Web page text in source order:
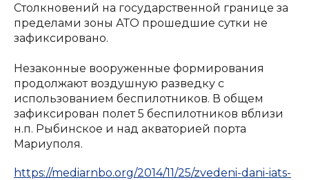
Столкновений на государственной границе за
пределами зоны АТО прошедшие сутки не
зафиксировано.
Незаконные вооруженные формирования
продолжают воздушную разведку с
использованием беспилотников. В общем
зафиксирован полет 5 беспилотников вблизи
н.п. Рыбинское и над акваторией порта
Мариуполя.
https://mediarnbo.org/2014/11/25/zvedeni-dani-iats-